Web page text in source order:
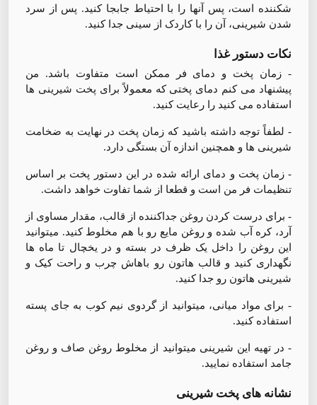
شکننده است، پس آنها را با احتیاط جابجا کنید. پس از سرد
شدن شیرینی، آن را با کاردک از سینی جدا کنید.
نکات دستور غذا
- زمان پخت و دمای فر ممکن است متفاوت باشد. من
پیشنهاد می کنم دمای پختی که معمولاً برای پخت شیرینی ها
استفاده می کنید را رعایت کنید.
- لطفاً توجه داشته باشید که زمان پخت در نهایت به ضخامت
شیرینی ها و همچنین اندازه آن بستگی دارد.
- زمان پخت و دمای ارائه شده در این دستور پخت بر اساس
تنظیمات فر من است و قطعا از شما تفاوت خواهد داشت.
- برای درست کردن روغن جداکننده از قالب، مقدار مساوی از
آرد، کره آب شده و روغن مایع رو با هم مخلوط کنید. میتوانید
این روغن را داخل یک ظرف در بسته و در یخچال تا ماه ها
نگهداری کنید و قالب هاتون رو باهاش چرب و راحت کیک و
شیرینی هاتون رو جدا کنید.
- برای مواد میانی، میتوانید از گردوی نیم کوب به جای پسته
استفاده کنید.
- در تهیه این شیرینی میتوانید از مخلوط روغن صاف و روغن
جامد استفاده نمایید.
نشانه های پخت شیرینی